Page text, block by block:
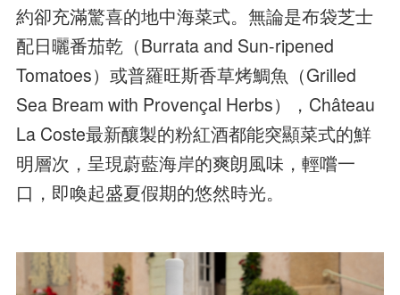
約卻充滿驚喜的地中海菜式。無論是布袋芝士
配日曬番茄乾（Burrata and Sun-ripened
Tomatoes）或普羅旺斯香草烤鯛魚（Grilled
Sea Bream with Provençal Herbs），Château
La Coste最新釀製的粉紅酒都能突顯菜式的鮮
明層次，呈現蔚藍海岸的爽朗風味，輕嚐一
口，即喚起盛夏假期的悠然時光。